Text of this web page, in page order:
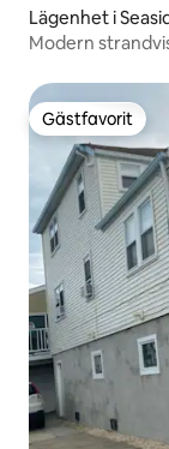
Lägenhet i
Modern
Gästfavorit
Gästfavorit